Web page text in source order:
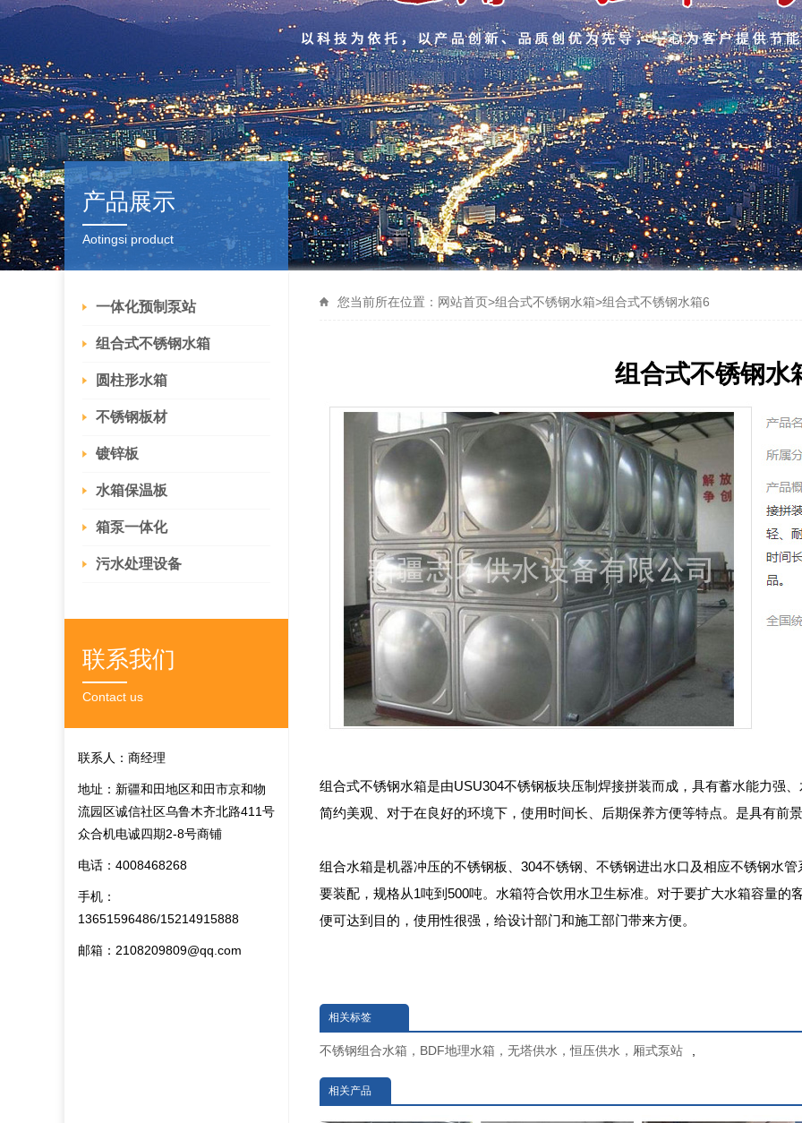
产品展示
Aotingsi product
一体化预制泵站
组合式不锈钢水箱
圆柱形水箱
不锈钢板材
镀锌板
水箱保温板
箱泵一体化
污水处理设备
联系我们
Contact us
联系人：商经理
地址：新疆和田地区和田市京和物
流园区诚信社区乌鲁木齐北路411号
众合机电诚四期2-8号商铺
电话：4008468268
手机：
13651596486/15214915888
邮箱：2108209809@qq.com
您当前所在位置： 网站首页>组合式不锈钢水箱>组合式不锈钢水箱6
组合式不锈钢水
组合式不锈钢水箱是由USU304不锈钢板块压制焊接拼装而成，具有蓄水能力强
简约美观、对于在良好的环境下，使用时间长、后期保养方便等特点。是具有前
组合水箱是机器冲压的不锈钢板、304不锈钢、不锈钢进出水口及相应不锈钢水
要装配，规格从1吨到500吨。水箱符合饮用水卫生标准。对于要扩大水箱容量的
便可达到目的，使用性很强，给设计部门和施工部门带来方便。
相关标签
不锈钢组合水箱，BDF地理水箱，无塔供水，恒压供水，厢式泵站
相关产品